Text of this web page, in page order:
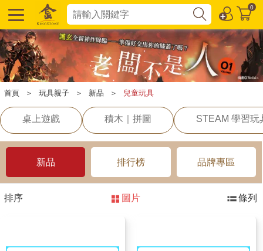
0
首頁 ＞ 玩具親子 ＞ 新品 ＞ 兒童玩具
桌上遊戲 積木｜拼圖 STEAM 學習玩
新品 排行榜 品牌專區
排序 圖片 條列